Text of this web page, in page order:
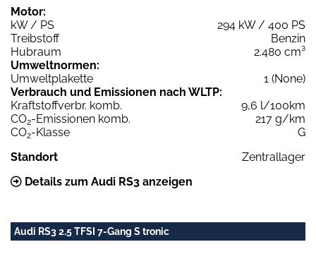
Motor:
kW / PS
294 kW / 400 PS
Treibstoff
Benzin
Hubraum
2.480 cm³
Umweltnormen:
Umweltplakette
1 (None)
Verbrauch und Emissionen nach WLTP:
Kraftstoffverbr. komb.
9,6 l/100km
CO2-Emissionen komb.
217 g/km
CO2-Klasse
G
Standort
Zentrallager
Details zum Audi RS3 anzeigen
Audi RS3 2.5 TFSI 7-Gang S tronic